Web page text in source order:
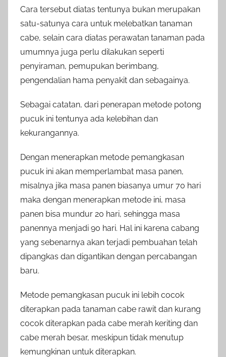
Cara tersebut diatas tentunya bukan merupakan
satu-satunya cara untuk melebatkan tanaman
cabe, selain cara diatas perawatan tanaman pada
umumnya juga perlu dilakukan seperti
penyiraman, pemupukan berimbang,
pengendalian hama penyakit dan sebagainya.
Sebagai catatan, dari penerapan metode potong
pucuk ini tentunya ada kelebihan dan
kekurangannya.
Dengan menerapkan metode pemangkasan
pucuk ini akan memperlambat masa panen,
misalnya jika masa panen biasanya umur 70 hari
maka dengan menerapkan metode ini, masa
panen bisa mundur 20 hari, sehingga masa
panennya menjadi 90 hari. Hal ini karena cabang
yang sebenarnya akan terjadi pembuahan telah
dipangkas dan digantikan dengan percabangan
baru.
Metode pemangkasan pucuk ini lebih cocok
diterapkan pada tanaman cabe rawit dan kurang
cocok diterapkan pada cabe merah keriting dan
cabe merah besar, meskipun tidak menutup
kemungkinan untuk diterapkan.